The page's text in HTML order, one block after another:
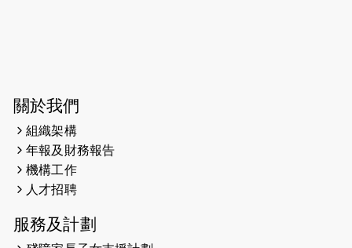
2026-05-28
2026-05-22
2026-05-21
2026-05-14
關於我們
組織架構
年報及財務報告
機構工作
人才招聘
服務及計劃